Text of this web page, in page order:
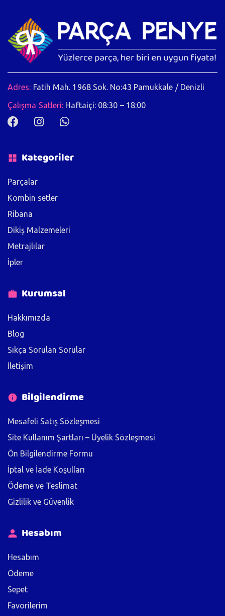
Adres: Fatih Mah. 1968 Sok. No:43 Pamukkale / Denizli
Çalışma Satleri: Haftaiçi: 08:30 – 18:00
Kategoriler
Parçalar
Kombin setler
Ribana
Dikiş Malzemeleri
Metrajlılar
İpler
Kurumsal
Hakkımızda
Blog
Sıkça Sorulan Sorular
İletişim
Bilgilendirme
Mesafeli Satış Sözleşmesi
Site Kullanım Şartları – Üyelik Sözleşmesi
Ön Bilgilendirme Formu
İptal ve İade Koşulları
Ödeme ve Teslimat
Gizlilik ve Güvenlik
Hesabım
Hesabım
Ödeme
Sepet
Favorilerim